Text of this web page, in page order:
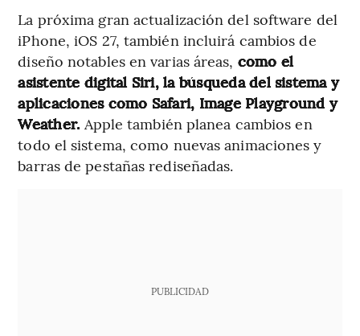
La próxima gran actualización del software del
iPhone, iOS 27, también incluirá cambios de
diseño notables en varias áreas, como el
asistente digital Siri, la búsqueda del sistema y
aplicaciones como Safari, Image Playground y
Weather. Apple también planea cambios en
todo el sistema, como nuevas animaciones y
barras de pestañas rediseñadas.
PUBLICIDAD